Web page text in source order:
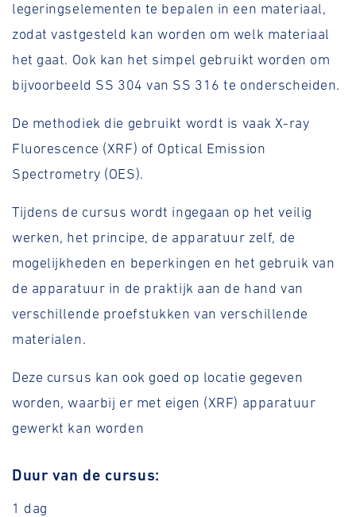
legeringselementen te bepalen in een materiaal,
zodat vastgesteld kan worden om welk materiaal
het gaat. Ook kan het simpel gebruikt worden om
bijvoorbeeld SS 304 van SS 316 te onderscheiden.
De methodiek die gebruikt wordt is vaak X-ray
Fluorescence (XRF) of Optical Emission
Spectrometry (OES).
Tijdens de cursus wordt ingegaan op het veilig
werken, het principe, de apparatuur zelf, de
mogelijkheden en beperkingen en het gebruik van
de apparatuur in de praktijk aan de hand van
verschillende proefstukken van verschillende
materialen.
Deze cursus kan ook goed op locatie gegeven
worden, waarbij er met eigen (XRF) apparatuur
gewerkt kan worden
Duur van de cursus:
1 dag